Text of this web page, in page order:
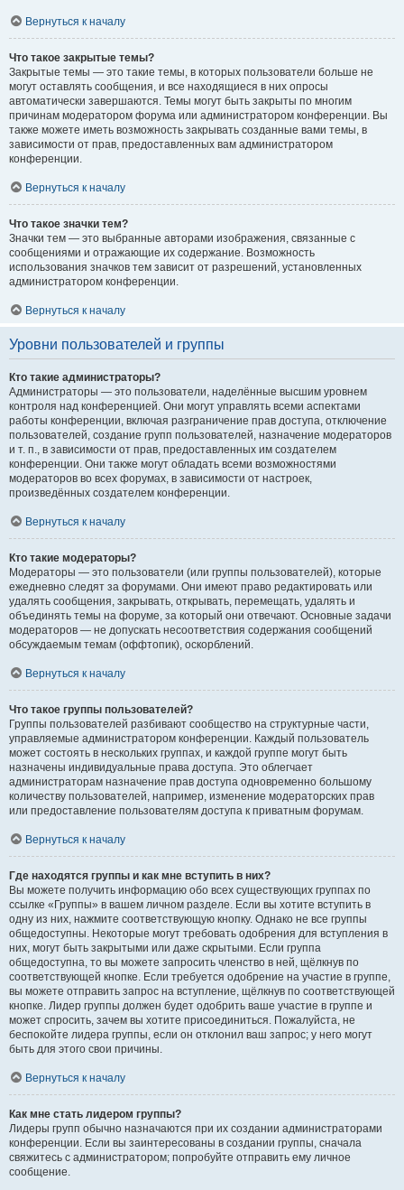
Вернуться к началу
Что такое закрытые темы?
Закрытые темы — это такие темы, в которых пользователи больше не
могут оставлять сообщения, и все находящиеся в них опросы
автоматически завершаются. Темы могут быть закрыты по многим
причинам модератором форума или администратором конференции. Вы
также можете иметь возможность закрывать созданные вами темы, в
зависимости от прав, предоставленных вам администратором
конференции.
Вернуться к началу
Что такое значки тем?
Значки тем — это выбранные авторами изображения, связанные с
сообщениями и отражающие их содержание. Возможность
использования значков тем зависит от разрешений, установленных
администратором конференции.
Вернуться к началу
Уровни пользователей и группы
Кто такие администраторы?
Администраторы — это пользователи, наделённые высшим уровнем
контроля над конференцией. Они могут управлять всеми аспектами
работы конференции, включая разграничение прав доступа, отключение
пользователей, создание групп пользователей, назначение модераторов
и т. п., в зависимости от прав, предоставленных им создателем
конференции. Они также могут обладать всеми возможностями
модераторов во всех форумах, в зависимости от настроек,
произведённых создателем конференции.
Вернуться к началу
Кто такие модераторы?
Модераторы — это пользователи (или группы пользователей), которые
ежедневно следят за форумами. Они имеют право редактировать или
удалять сообщения, закрывать, открывать, перемещать, удалять и
объединять темы на форуме, за который они отвечают. Основные задачи
модераторов — не допускать несоответствия содержания сообщений
обсуждаемым темам (оффтопик), оскорблений.
Вернуться к началу
Что такое группы пользователей?
Группы пользователей разбивают сообщество на структурные части,
управляемые администратором конференции. Каждый пользователь
может состоять в нескольких группах, и каждой группе могут быть
назначены индивидуальные права доступа. Это облегчает
администраторам назначение прав доступа одновременно большому
количеству пользователей, например, изменение модераторских прав
или предоставление пользователям доступа к приватным форумам.
Вернуться к началу
Где находятся группы и как мне вступить в них?
Вы можете получить информацию обо всех существующих группах по
ссылке «Группы» в вашем личном разделе. Если вы хотите вступить в
одну из них, нажмите соответствующую кнопку. Однако не все группы
общедоступны. Некоторые могут требовать одобрения для вступления в
них, могут быть закрытыми или даже скрытыми. Если группа
общедоступна, то вы можете запросить членство в ней, щёлкнув по
соответствующей кнопке. Если требуется одобрение на участие в группе,
вы можете отправить запрос на вступление, щёлкнув по соответствующей
кнопке. Лидер группы должен будет одобрить ваше участие в группе и
может спросить, зачем вы хотите присоединиться. Пожалуйста, не
беспокойте лидера группы, если он отклонил ваш запрос; у него могут
быть для этого свои причины.
Вернуться к началу
Как мне стать лидером группы?
Лидеры групп обычно назначаются при их создании администраторами
конференции. Если вы заинтересованы в создании группы, сначала
свяжитесь с администратором; попробуйте отправить ему личное
сообщение.